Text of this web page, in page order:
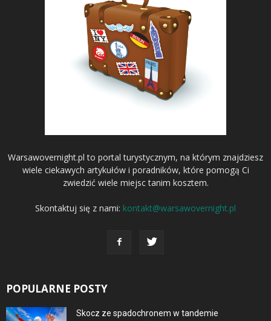
Warsawovernight.pl to portal turystycznym, na którym znajdziesz
wiele ciekawych artykułów i poradników, które pomogą Ci
zwiedzić wiele miejsc tanim kosztem.
Skontaktuj się z nami: kontakt@warsawovernight.pl
POPULARNE POSTY
Skocz ze spadochronem w tandemie